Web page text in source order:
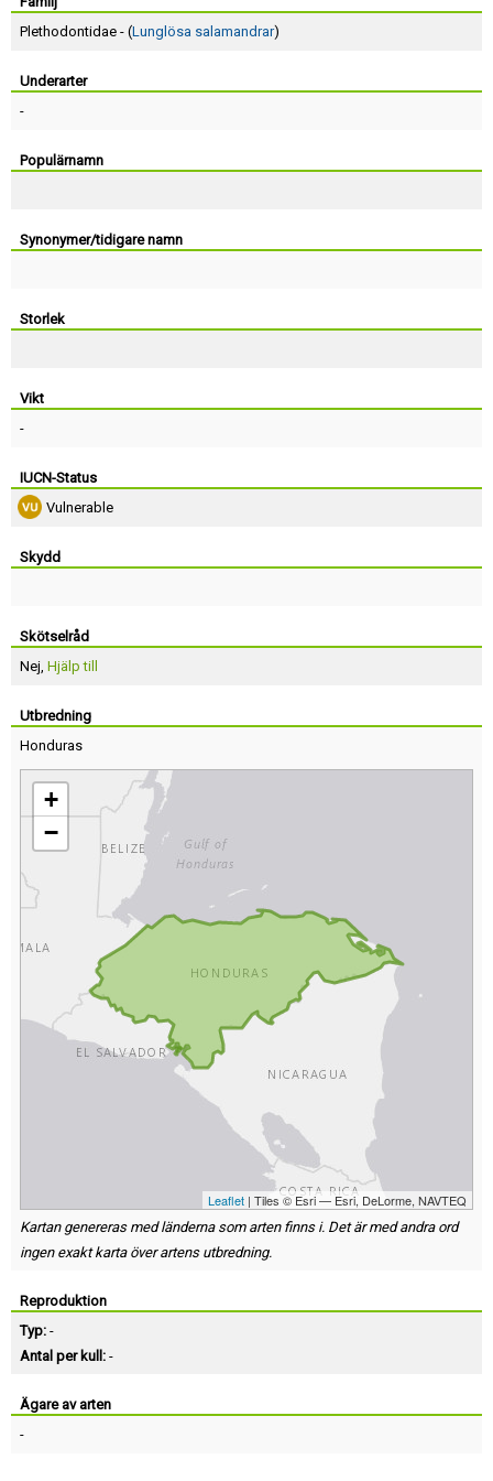
Plethodontidae - (Lunglösa salamandrar)
Underarter
-
Populärnamn
Synonymer/tidigare namn
Storlek
Vikt
-
IUCN-Status
Vulnerable
Skydd
Skötselråd
Nej, Hjälp till
Utbredning
Honduras
+
−
Leaflet | Tiles © Esri — Esri, DeLorme, NAVTEQ
Kartan genereras med länderna som arten finns i. Det är med andra ord
ingen exakt karta över artens utbredning.
Reproduktion
Typ: -
Antal per kull: -
Ägare av arten
-